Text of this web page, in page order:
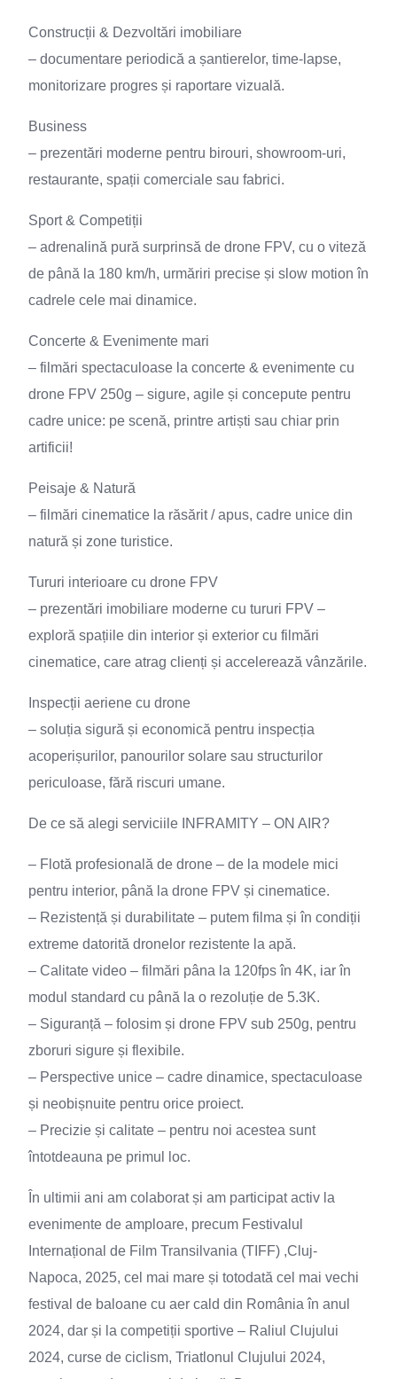
Construcții & Dezvoltări imobiliare
– documentare periodică a șantierelor, time-lapse,
monitorizare progres și raportare vizuală.
Business
– prezentări moderne pentru birouri, showroom-uri,
restaurante, spații comerciale sau fabrici.
Sport & Competiții
– adrenalină pură surprinsă de drone FPV, cu o viteză
de până la 180 km/h, urmăriri precise și slow motion în
cadrele cele mai dinamice.
Concerte & Evenimente mari
– filmări spectaculoase la concerte & evenimente cu
drone FPV 250g – sigure, agile și concepute pentru
cadre unice: pe scenă, printre artiști sau chiar prin
artificii!
Peisaje & Natură
– filmări cinematice la răsărit / apus, cadre unice din
natură și zone turistice.
Tururi interioare cu drone FPV
– prezentări imobiliare moderne cu tururi FPV –
exploră spațiile din interior și exterior cu filmări
cinematice, care atrag clienți și accelerează vânzările.
Inspecții aeriene cu drone
– soluția sigură și economică pentru inspecția
acoperișurilor, panourilor solare sau structurilor
periculoase, fără riscuri umane.
De ce să alegi serviciile INFRAMITY – ON AIR?
– Flotă profesională de drone – de la modele mici
pentru interior, până la drone FPV și cinematice.
– Rezistență și durabilitate – putem filma și în condiții
extreme datorită dronelor rezistente la apă.
– Calitate video – filmări pâna la 120fps în 4K, iar în
modul standard cu până la o rezoluție de 5.3K.
– Siguranță – folosim și drone FPV sub 250g, pentru
zboruri sigure și flexibile.
– Perspective unice – cadre dinamice, spectaculoase
și neobișnuite pentru orice proiect.
– Precizie și calitate – pentru noi acestea sunt
întotdeauna pe primul loc.
În ultimii ani am colaborat și am participat activ la
evenimente de amploare, precum Festivalul
Internațional de Film Transilvania (TIFF) ,Cluj-
Napoca, 2025, cel mai mare și totodată cel mai vechi
festival de baloane cu aer cald din România în anul
2024, dar și la competiții sportive – Raliul Clujului
2024, curse de ciclism, Triatlonul Clujului 2024,